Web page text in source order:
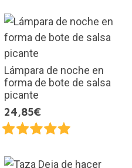
Lámpara de noche en
forma de bote de salsa
picante
24,85€